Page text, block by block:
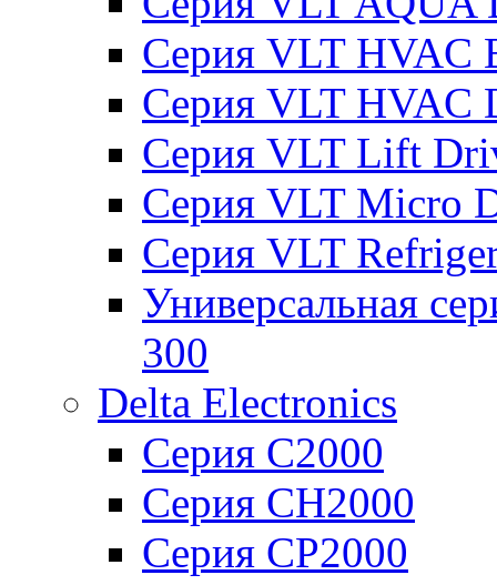
Серия VLT HVAC
Серия VLT HVAC
Серия VLT Lift
Серия VLT Micro
Серия VLT
Универсальная
300
Delta Electronics
Серия C2000
Серия CH2000
Серия CP2000